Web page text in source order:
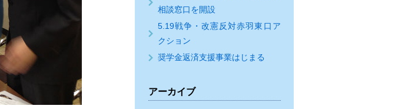
相談窓口を開設
5.19戦争・改憲反対赤羽東口ア
クション
奨学金返済支援事業はじまる
アーカイブ